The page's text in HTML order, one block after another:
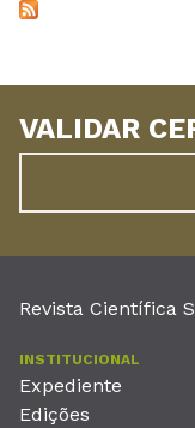
VALIDAR
Revista Científica
INSTITUCIONAL
Expediente
Edições